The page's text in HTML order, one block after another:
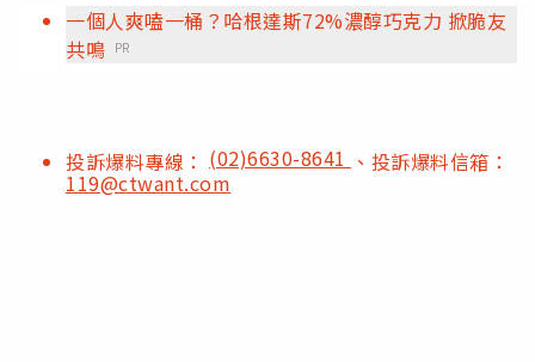
一個人爽嗑一桶？哈根達斯72%濃醇巧克力 掀脆友
共鳴 PR
投訴爆料專線： (02)6630-8641 、投訴爆料信箱：
119@ctwant.com